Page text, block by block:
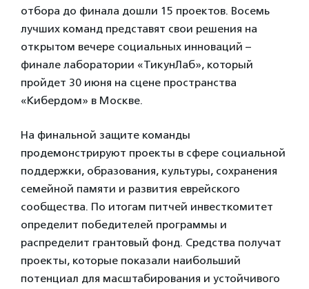
отбора до финала дошли 15 проектов. Восемь
лучших команд представят свои решения на
открытом вечере социальных инноваций –
финале лаборатории «ТикунЛаб», который
пройдет 30 июня на сцене пространства
«Кибердом» в Москве.
На финальной защите команды
продемонстрируют проекты в сфере социальной
поддержки, образования, культуры, сохранения
семейной памяти и развития еврейского
сообщества. По итогам питчей инвесткомитет
определит победителей программы и
распределит грантовый фонд. Средства получат
проекты, которые показали наибольший
потенциал для масштабирования и устойчивого